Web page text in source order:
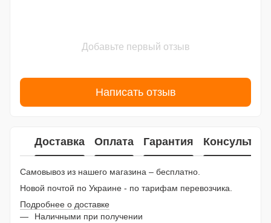
Добавьте первый отзыв
Написать отзыв
Доставка Оплата Гарантия
Самовывоз из нашего магазина – бесплатно.
Новой почтой по Украине - по тарифам перевозчика.
Подробнее о доставке
Наличными при получении